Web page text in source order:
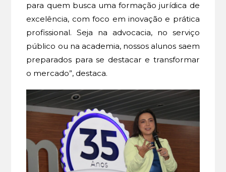
para quem busca uma formação jurídica de
excelência, com foco em inovação e prática
profissional. Seja na advocacia, no serviço
público ou na academia, nossos alunos saem
preparados para se destacar e transformar
o mercado”, destaca.